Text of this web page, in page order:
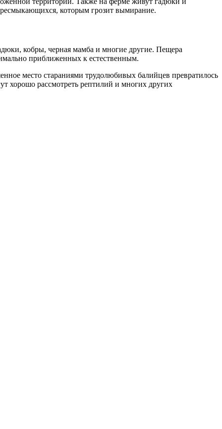
которым грозит вымирание.
кобры, черная мамба и многие другие. Пещера
приближенных к естественным.
место стараниями трудолюбивых балийцев превратилось
хорошо рассмотреть рептилий и многих других